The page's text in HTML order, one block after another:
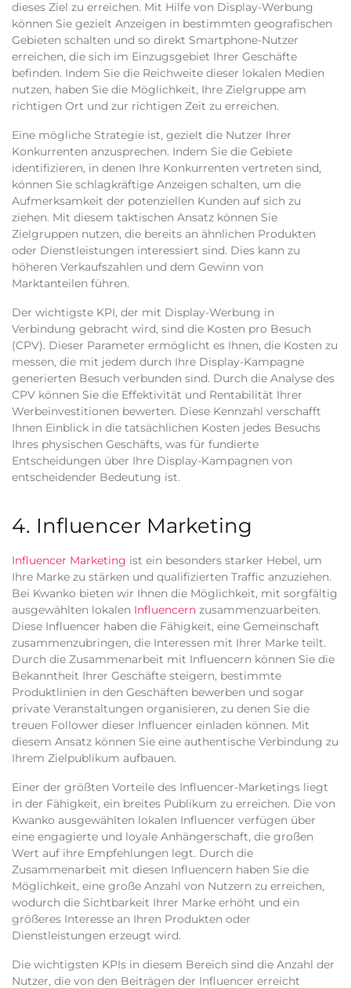
dieses Ziel zu erreichen. Mit Hilfe von Display-Werbung
können Sie gezielt Anzeigen in bestimmten geografischen
Gebieten schalten und so direkt Smartphone-Nutzer
erreichen, die sich im Einzugsgebiet Ihrer Geschäfte
befinden. Indem Sie die Reichweite dieser lokalen Medien
nutzen, haben Sie die Möglichkeit, Ihre Zielgruppe am
richtigen Ort und zur richtigen Zeit zu erreichen.
Eine mögliche Strategie ist, gezielt die Nutzer Ihrer
Konkurrenten anzusprechen. Indem Sie die Gebiete
identifizieren, in denen Ihre Konkurrenten vertreten sind,
können Sie schlagkräftige Anzeigen schalten, um die
Aufmerksamkeit der potenziellen Kunden auf sich zu
ziehen. Mit diesem taktischen Ansatz können Sie
Zielgruppen nutzen, die bereits an ähnlichen Produkten
oder Dienstleistungen interessiert sind. Dies kann zu
höheren Verkaufszahlen und dem Gewinn von
Marktanteilen führen.
Der wichtigste KPI, der mit Display-Werbung in
Verbindung gebracht wird, sind die Kosten pro Besuch
(CPV). Dieser Parameter ermöglicht es Ihnen, die Kosten zu
messen, die mit jedem durch Ihre Display-Kampagne
generierten Besuch verbunden sind. Durch die Analyse des
CPV können Sie die Effektivität und Rentabilität Ihrer
Werbeinvestitionen bewerten. Diese Kennzahl verschafft
Ihnen Einblick in die tatsächlichen Kosten jedes Besuchs
Ihres physischen Geschäfts, was für fundierte
Entscheidungen über Ihre Display-Kampagnen von
entscheidender Bedeutung ist.
4. Influencer Marketing
Influencer Marketing ist ein besonders starker Hebel, um
Ihre Marke zu stärken und qualifizierten Traffic anzuziehen.
Bei Kwanko bieten wir Ihnen die Möglichkeit, mit sorgfältig
ausgewählten lokalen Influencern zusammenzuarbeiten.
Diese Influencer haben die Fähigkeit, eine Gemeinschaft
zusammenzubringen, die Interessen mit Ihrer Marke teilt.
Durch die Zusammenarbeit mit Influencern können Sie die
Bekanntheit Ihrer Geschäfte steigern, bestimmte
Produktlinien in den Geschäften bewerben und sogar
private Veranstaltungen organisieren, zu denen Sie die
treuen Follower dieser Influencer einladen können. Mit
diesem Ansatz können Sie eine authentische Verbindung zu
Ihrem Zielpublikum aufbauen.
Einer der größten Vorteile des Influencer-Marketings liegt
in der Fähigkeit, ein breites Publikum zu erreichen. Die von
Kwanko ausgewählten lokalen Influencer verfügen über
eine engagierte und loyale Anhängerschaft, die großen
Wert auf ihre Empfehlungen legt. Durch die
Zusammenarbeit mit diesen Influencern haben Sie die
Möglichkeit, eine große Anzahl von Nutzern zu erreichen,
wodurch die Sichtbarkeit Ihrer Marke erhöht und ein
größeres Interesse an Ihren Produkten oder
Dienstleistungen erzeugt wird.
Die wichtigsten KPIs in diesem Bereich sind die Anzahl der
Nutzer, die von den Beiträgen der Influencer erreicht